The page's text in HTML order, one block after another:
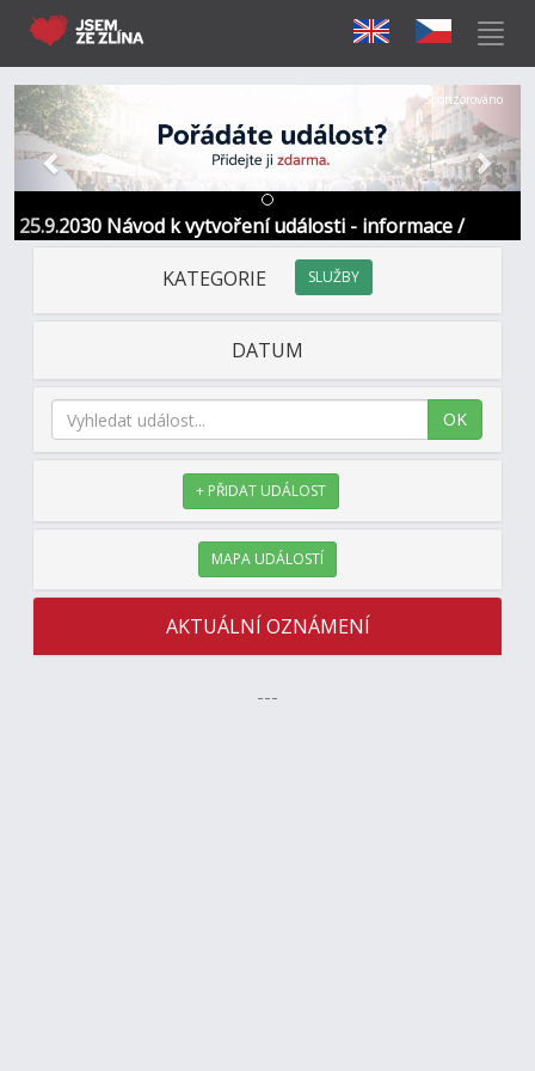
25.9.2030 Návod k vytvoření události - informace /
kontakt
Předchozí Další
Sponzorováno
KATEGORIE SLUŽBY
DATUM
OK
+ PŘIDAT UDÁLOST
MAPA UDÁLOSTÍ
AKTUÁLNÍ OZNÁMENÍ
---